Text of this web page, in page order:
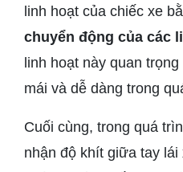
linh hoạt của chiếc xe
chuyển động của các
linh hoạt này quan
mái và dễ dàng trong
Cuối cùng, trong quá
nhận độ khít giữa tay